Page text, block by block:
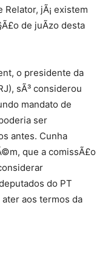
jÃ¡ existem
de juÃ­zo desta
o presidente da
sÃ³ considerou
mandato de
ser
antes. Cunha
que a comissÃ£o
do PT
aos termos da